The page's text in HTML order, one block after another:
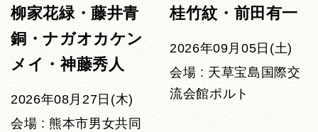
柳家花緑・藤井青
銅・ナガオカケン
メイ・神藤秀人
2026年08月27日(木)
会場 : 熊本市男女共同
桂竹紋・前田有一
2026年09月05日(土)
会場 : 天草宝島国際交
流会館ポルト